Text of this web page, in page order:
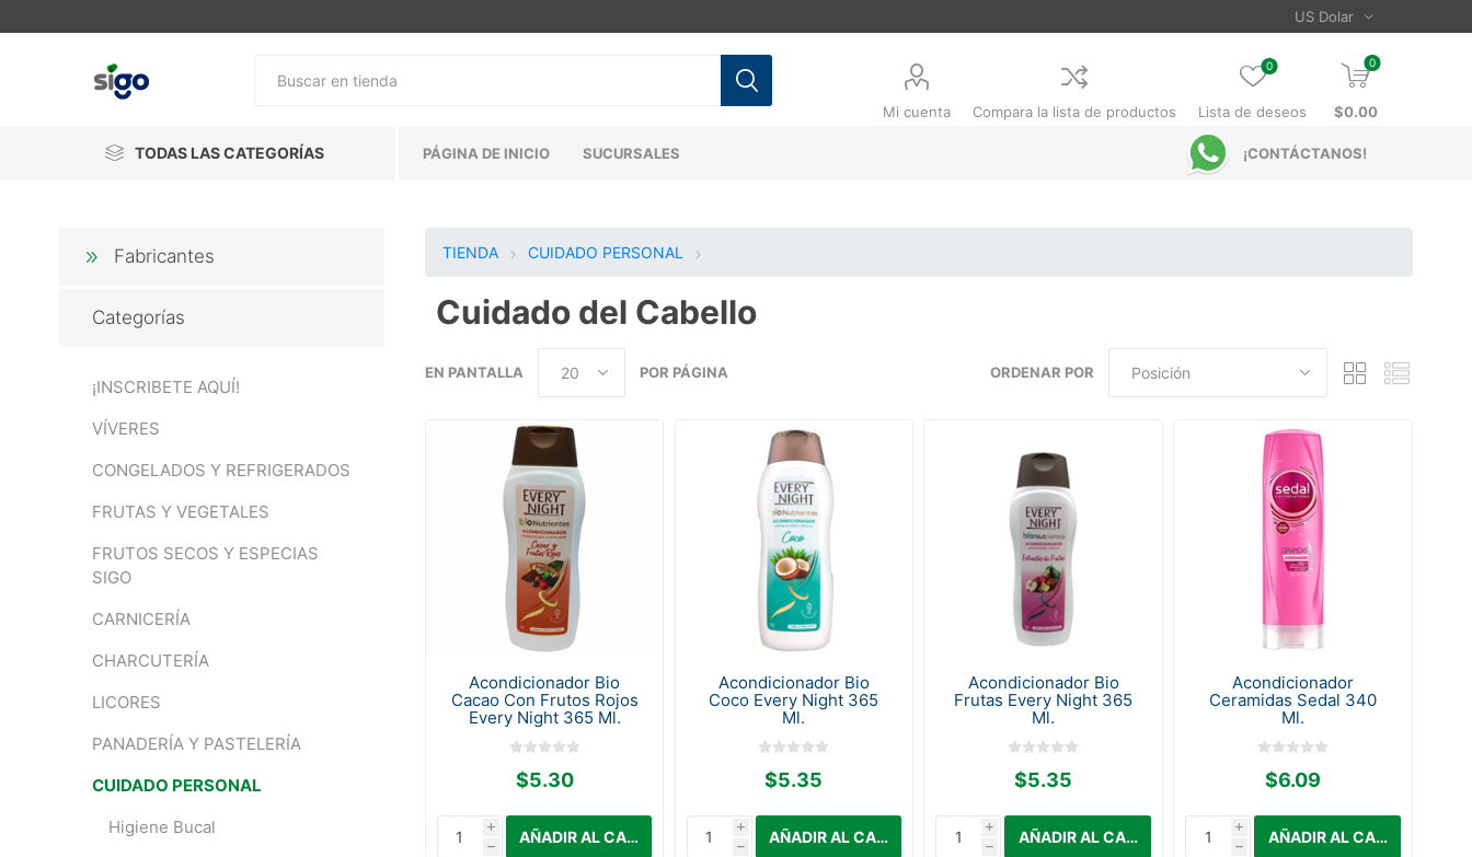
Mi cuenta Compara la lista de productos Lista de deseos
0 0
$0.00
TODAS LAS CATEGORÍAS PÁGINA DE INICIO SUCURSALES ¡CONTÁCTANOS!
TIENDA CUIDADO PERSONAL
Cuidado del Cabello
ORDENAR POR
EN PANTALLA POR PÁGINA
Acondicionador Bio
Cacao Con Frutos Rojos
Every Night 365 Ml.
$5.30
i
h
Acondicionador Bio
Coco Every Night 365
Ml.
$5.35
i
h
Acondicionador Bio
Frutas Every Night 365
Ml.
$5.35
i
h
Acondicionador
Ceramidas Sedal 340
Ml.
$6.09
i
h
Fabricantes
Categorías
¡INSCRIBETE AQUÍ!
VÍVERES
CONGELADOS Y REFRIGERADOS
FRUTAS Y VEGETALES
FRUTOS SECOS Y ESPECIAS
SIGO
CARNICERÍA
CHARCUTERÍA
LICORES
PANADERÍA Y PASTELERÍA
CUIDADO PERSONAL
Higiene Bucal